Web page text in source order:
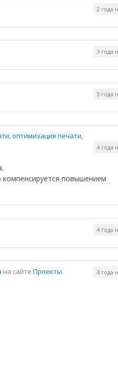
2 года
3 года
3 года
оптимизация печати,
4 года
повышением
4 года
на сайте Проекты 4 года